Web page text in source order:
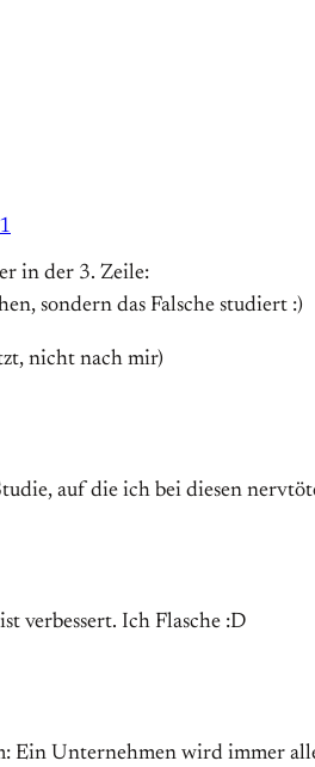
in der 3. Zeile:
sondern das Falsche studiert :)
nicht nach mir)
auf die ich bei diesen
verbessert. Ich Flasche :D
Ein Unternehmen wird immer